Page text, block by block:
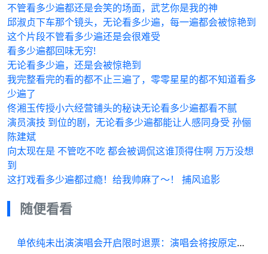
不管看多少遍都还是会笑的场面，武艺你是我的神
邱淑贞下车那个镜头，无论看多少遍，每一遍都会被惊艳到
这个片段不管看多少遍还是会很难受
看多少遍都回味无穷!
无论看多少遍，还是会被惊艳到
我完整看完的看的都不止三遍了，零零星星的都不知道看多
少遍了
佟湘玉传授小六经营铺头的秘诀无论看多少遍都看不腻
演员演技 到位的剧，无论看多少遍都能让人感同身受 孙俪
陈建斌
向太现在是 不管吃不吃 都会被调侃这谁顶得住啊 万万没想
到
这打戏看多少遍都过瘾！给我帅麻了～！ 捕风追影
随便看看
单依纯未出演演唱会开启限时退票：演唱会将按原定时间地点正常举办